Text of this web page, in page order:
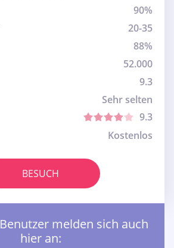
90%
20-35
88%
52.000
9.3
Sehr selten
9.3
Kostenlos
BESUCH
melden sich auch
hier an: